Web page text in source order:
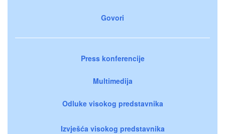
Govori
Press konferencije
Multimedija
Odluke visokog predstavnika
Izvješća visokog predstavnika